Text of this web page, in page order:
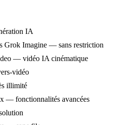
IA
Grok Imagine — sans restriction
— vidéo IA cinématique
vidéo
illimité
— fonctionnalités avancées